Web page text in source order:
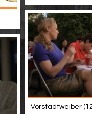
Vorstadtweiber